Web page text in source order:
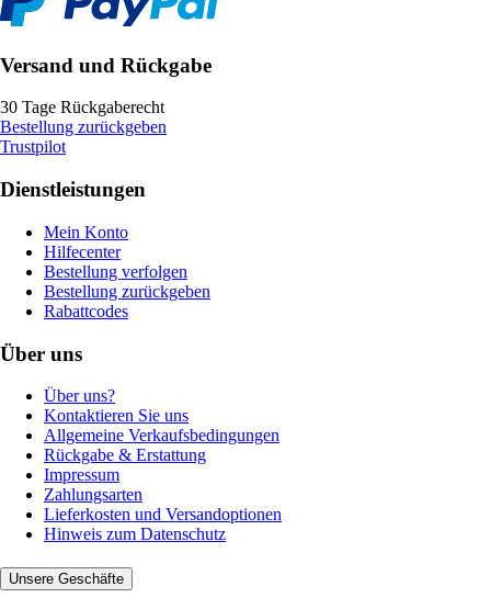
Versand und Rückgabe
30 Tage Rückgaberecht
Bestellung zurückgeben
Trustpilot
Dienstleistungen
Mein Konto
Hilfecenter
Bestellung verfolgen
Bestellung zurückgeben
Rabattcodes
Über uns
Über uns?
Kontaktieren Sie uns
Allgemeine Verkaufsbedingungen
Rückgabe & Erstattung
Impressum
Zahlungsarten
Lieferkosten und Versandoptionen
Hinweis zum Datenschutz
Unsere Geschäfte